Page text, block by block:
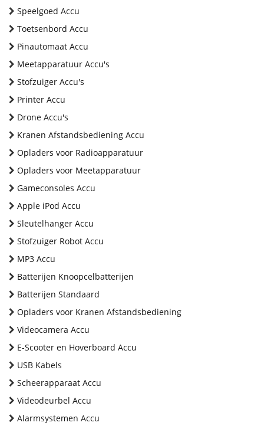
Speelgoed Accu
Toetsenbord Accu
Pinautomaat Accu
Meetapparatuur Accu's
Stofzuiger Accu's
Printer Accu
Drone Accu's
Kranen Afstandsbediening Accu
Opladers voor Radioapparatuur
Opladers voor Meetapparatuur
Gameconsoles Accu
Apple iPod Accu
Sleutelhanger Accu
Stofzuiger Robot Accu
MP3 Accu
Batterijen Knoopcelbatterijen
Batterijen Standaard
Opladers voor Kranen Afstandsbediening
Videocamera Accu
E-Scooter en Hoverboard Accu
USB Kabels
Scheerapparaat Accu
Videodeurbel Accu
Alarmsystemen Accu